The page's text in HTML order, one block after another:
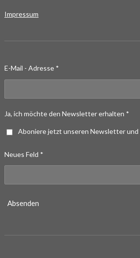
Impressum
E-Mail - Adresse *
Ja, ich möchte den Newsletter erhalten *
Aboniere jetzt unseren Newsletter und
Neues Feld *
Absenden